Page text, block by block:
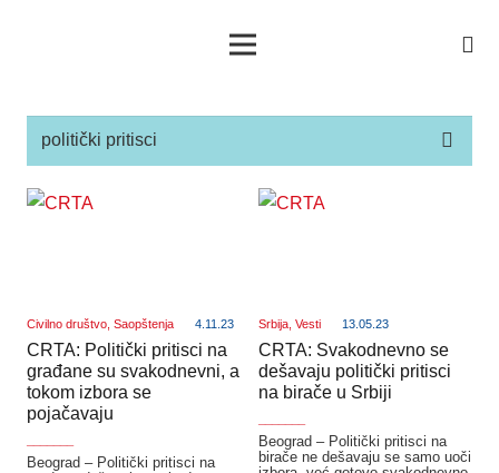
Civilno društvo Saopštenja 4.11.23
CRTA: Politički pritisci na
građane su svakodnevni, a
tokom izbora se
pojačavaju
Beograd – Politički pritisci na
Srbija Vesti 13.05.23
CRTA: Svakodnevno se
dešavaju politički pritisci
na birače u Srbiji
Beograd – Politički pritisci na
birače ne dešavaju se samo uoči